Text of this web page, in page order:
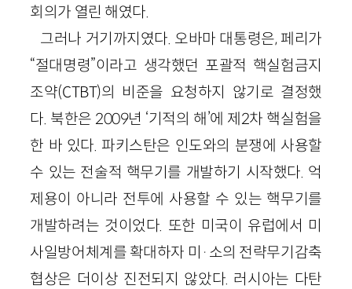
회의가 열린 해였다.
그러나 거기까지였다. 오바마 대통령은, 페리가
“절대명령”이라고 생각했던 포괄적 핵실험금지
조약(CTBT)의 비준을 요청하지 않기로 결정했
다. 북한은 2009년 ‘기적의 해’에 제2차 핵실험을
한 바 있다. 파키스탄은 인도와의 분쟁에 사용할
수 있는 전술적 핵무기를 개발하기 시작했다. 억
제용이 아니라 전투에 사용할 수 있는 핵무기를
개발하려는 것이었다. 또한 미국이 유럽에서 미
사일방어체계를 확대하자 미 · 소의 전략무기감축
협상은 더이상 진전되지 않았다. 러시아는 다탄